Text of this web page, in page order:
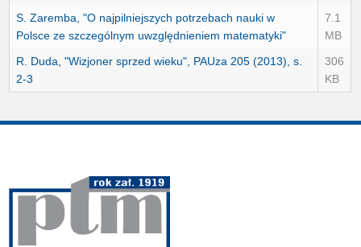
S. Zaremba, "O najpilniejszych potrzebach nauki w
Polsce ze szczególnym uwzględnieniem matematyki"
7.1
MB
R. Duda, "Wizjoner sprzed wieku", PAUza 205 (2013), s.
2-3
306
KB